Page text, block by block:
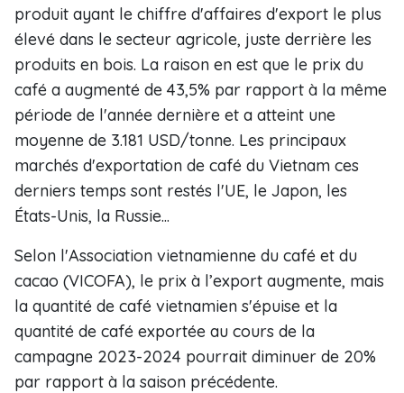
produit ayant le chiffre d'affaires d'export le plus
élevé dans le secteur agricole, juste derrière les
produits en bois. La raison en est que le prix du
café a augmenté de 43,5% par rapport à la même
période de l'année dernière et a atteint une
moyenne de 3.181 USD/tonne. Les principaux
marchés d'exportation de café du Vietnam ces
derniers temps sont restés l'UE, le Japon, les
États-Unis, la Russie...
Selon l'Association vietnamienne du café et du
cacao (VICOFA), le prix à l’export augmente, mais
la quantité de café vietnamien s'épuise et la
quantité de café exportée au cours de la
campagne 2023-2024 pourrait diminuer de 20%
par rapport à la saison précédente.